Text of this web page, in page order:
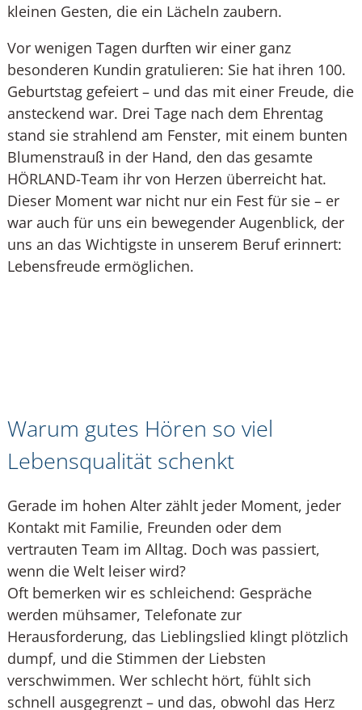
kleinen Gesten, die ein Lächeln zaubern.
Vor wenigen Tagen durften wir einer ganz
besonderen Kundin gratulieren: Sie hat ihren 100.
Geburtstag gefeiert – und das mit einer Freude, die
ansteckend war. Drei Tage nach dem Ehrentag
stand sie strahlend am Fenster, mit einem bunten
Blumenstrauß in der Hand, den das gesamte
HÖRLAND-Team ihr von Herzen überreicht hat.
Dieser Moment war nicht nur ein Fest für sie – er
war auch für uns ein bewegender Augenblick, der
uns an das Wichtigste in unserem Beruf erinnert:
Lebensfreude ermöglichen.
Warum gutes Hören so viel
Lebensqualität schenkt
Gerade im hohen Alter zählt jeder Moment, jeder
Kontakt mit Familie, Freunden oder dem
vertrauten Team im Alltag. Doch was passiert,
wenn die Welt leiser wird?
Oft bemerken wir es schleichend: Gespräche
werden mühsamer, Telefonate zur
Herausforderung, das Lieblingslied klingt plötzlich
dumpf, und die Stimmen der Liebsten
verschwimmen. Wer schlecht hört, fühlt sich
schnell ausgegrenzt – und das, obwohl das Herz